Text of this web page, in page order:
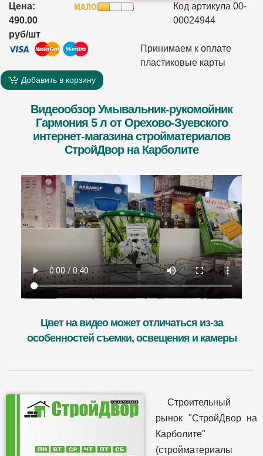
Цена:
490.00
руб/шт
Код артикула 00-
00024944
Принимаем к оплате
пластиковые карты
Добавить в корзину
Видеообзор Умывальник-рукомойник
Гармония 5 л от Орехово-Зуевского
интернет-магазина стройматериалов
СтройДвор на Карболите
Цвет на видео может отличаться из-за
особенностей съемки, освещения и камеры
Строительный
рынок "СтройДвор на
Карболите"
(стройматериалы